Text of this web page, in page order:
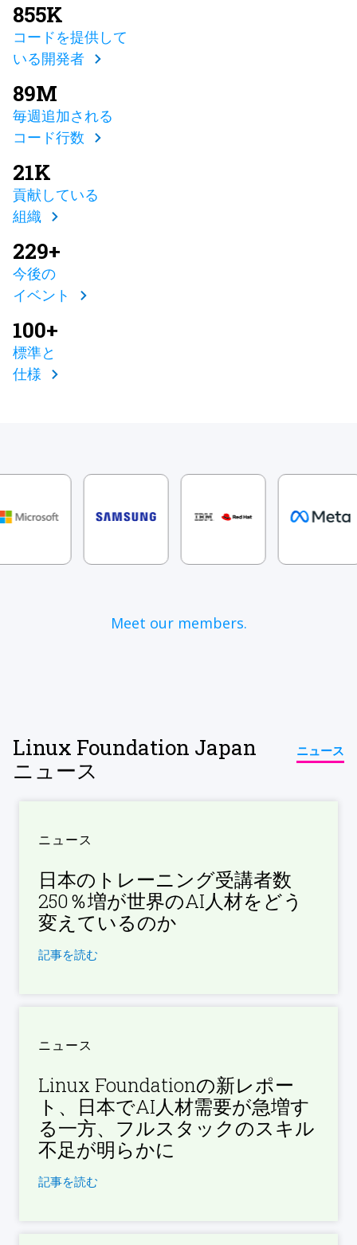
855K
コードを提供して
いる開発者
89M
毎週追加される
コード行数
21K
貢献している
組織
229+
今後の
イベント
100+
標準と
仕様
Meet our members.
Linux Foundation Japan
ニュース
ニュース
ニュース
日本のトレーニング受講者数
250％増が世界のAI人材をどう
変えているのか
記事を読む
ニュース
Linux Foundationの新レポー
ト、日本でAI人材需要が急増す
る一方、フルスタックのスキル
不足が明らかに
記事を読む